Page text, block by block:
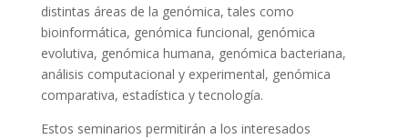
distintas áreas de la genómica, tales como
bioinformática, genómica funcional, genómica
evolutiva, genómica humana, genómica bacteriana,
análisis computacional y experimental, genómica
comparativa, estadística y tecnología.
Estos seminarios permitirán a los interesados